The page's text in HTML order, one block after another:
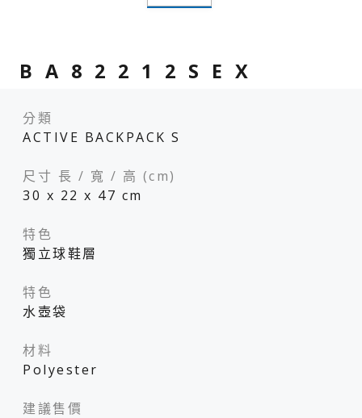
BA82212SEX
分類
ACTIVE BACKPACK S
尺寸 長 / 寬 / 高 (cm)
30 x 22 x 47 cm
特色
獨立球鞋層
特色
水壺袋
材料
Polyester
建議售價